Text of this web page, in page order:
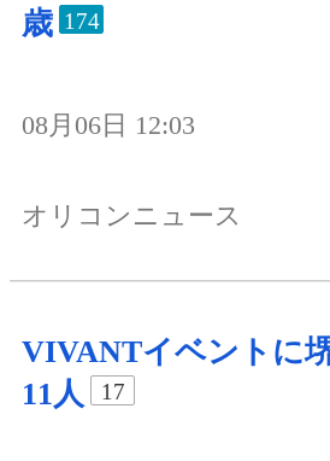
歳 174
08月06日 12:03
オリコンニュース
VIVANTイベントに
11人
17